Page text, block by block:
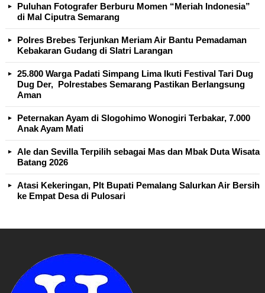
Puluhan Fotografer Berburu Momen “Meriah Indonesia”
di Mal Ciputra Semarang
Polres Brebes Terjunkan Meriam Air Bantu Pemadaman
Kebakaran Gudang di Slatri Larangan
25.800 Warga Padati Simpang Lima Ikuti Festival Tari Dug
Dug Der, Polrestabes Semarang Pastikan Berlangsung
Aman
Peternakan Ayam di Slogohimo Wonogiri Terbakar, 7.000
Anak Ayam Mati
Ale dan Sevilla Terpilih sebagai Mas dan Mbak Duta Wisata
Batang 2026
Atasi Kekeringan, Plt Bupati Pemalang Salurkan Air Bersih
ke Empat Desa di Pulosari